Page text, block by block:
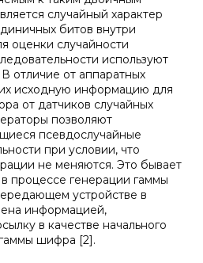
случайный характер
битов внутри
оценки случайности
используют
отличие от аппаратных
исходную информацию для
от датчиков случайных
позволяют
псевдослучайные
при условии, что
не меняются. Это бывает
процессе генерации гаммы
устройстве в
информацией,
в качестве начального
шифра [2].